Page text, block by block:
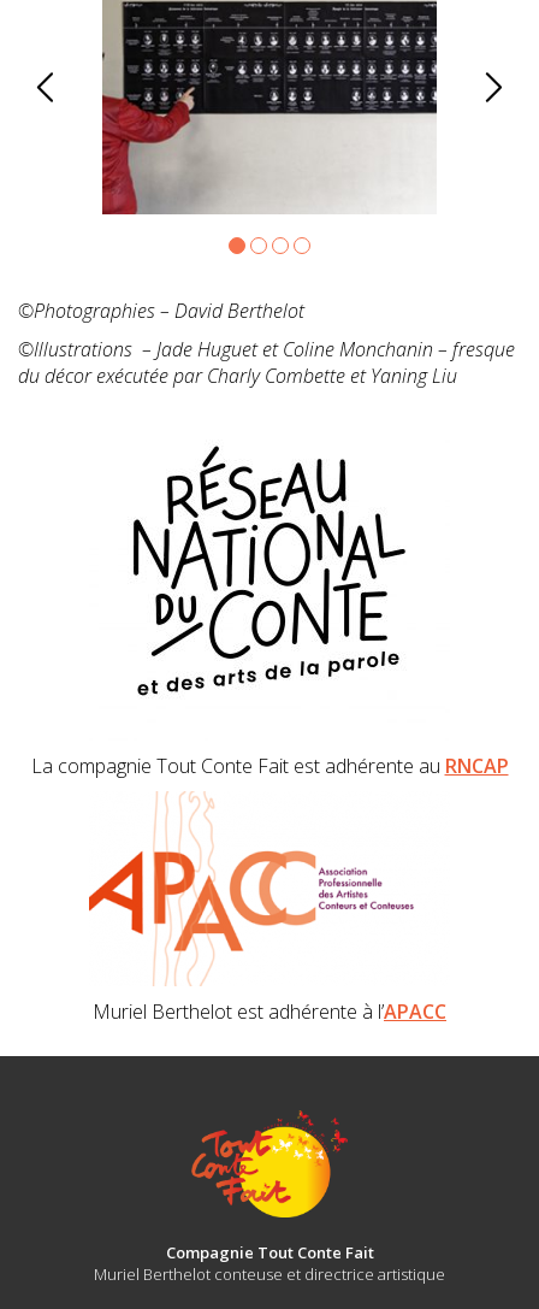
©Photographies – David Berthelot
©Illustrations – Jade Huguet et Coline Monchanin – fresque
du décor exécutée par Charly Combette et Yaning Liu
La compagnie Tout Conte Fait est adhérente au RNCAP
Muriel Berthelot est adhérente à l’APACC
Compagnie Tout Conte Fait
Muriel Berthelot conteuse et directrice artistique